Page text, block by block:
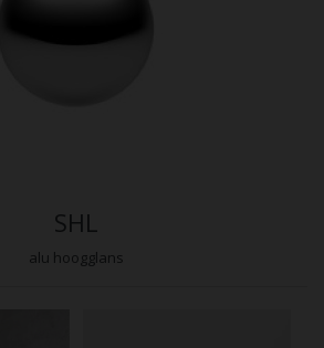
SHL
alu hoogglans